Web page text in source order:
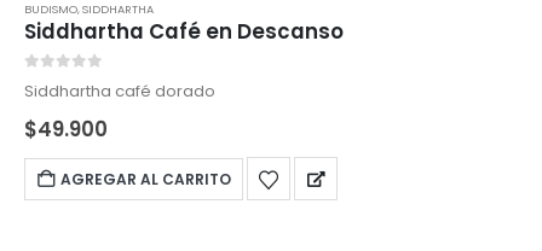
BUDISMO,SIDDHARTHA
Siddhartha Café en Descanso
Siddhartha café dorado
$49.900
AGREGAR AL CARRITO